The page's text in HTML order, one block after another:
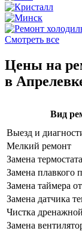
Смотреть все
Цены на
в
Вид
Выезд и
Мелкий ремонт
Замена термостата
Замена плавкого
Замена таймера
Замена датчика
Чистка
Замена